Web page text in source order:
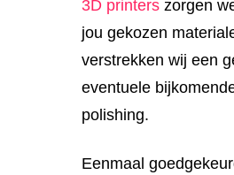
3D printers zorgen
jou gekozen
verstrekken wij een
eventuele
polishing.
Eenmaal